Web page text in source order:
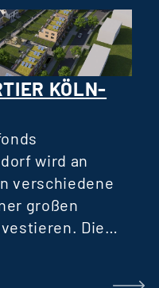
KÖLN-
wird an
verschiedene
großen
Die
geförderter